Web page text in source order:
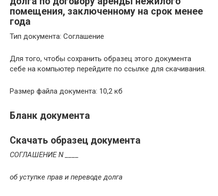
помещения, заключенному на срок менее
года
Тип документа: Соглашение
Для того, чтобы сохранить образец этого документа
себе на компьютер перейдите по ссылке для скачивания.
Размер файла документа: 10,2 кб
Бланк документа
Скачать образец документа
СОГЛАШЕНИЕ N ____
об уступке прав и переводе долга